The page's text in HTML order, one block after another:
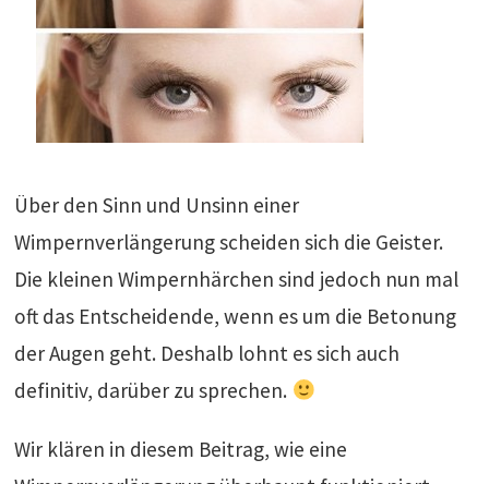
Über den Sinn und Unsinn einer
Wimpernverlängerung scheiden sich die Geister.
Die kleinen Wimpernhärchen sind jedoch nun mal
oft das Entscheidende, wenn es um die Betonung
der Augen geht. Deshalb lohnt es sich auch
definitiv, darüber zu sprechen.
Wir klären in diesem Beitrag, wie eine